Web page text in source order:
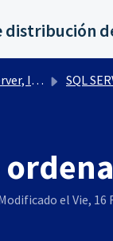
otros SQL SERVER - Planes de
el Vie, 16